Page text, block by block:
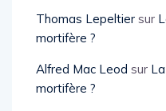
Thomas Lepeltier sur
mortifère ?
Alfred Mac Leod sur
mortifère ?